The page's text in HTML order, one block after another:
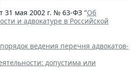
31 мая 2002 г. № 63-ФЗ "Об
и адвокатуре в Российской
ведения перечня адвокатов-
допустима или